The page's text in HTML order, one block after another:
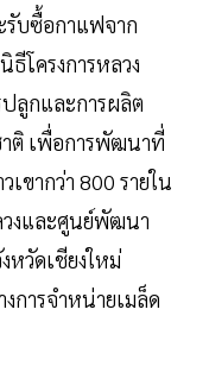
รับซื้อกาแฟจาก
ธีโครงการหลวง
ลูกและการผลิต
ติ เพื่อการพัฒนาที่
ขากว่า 800 รายใน
งและศูนย์พัฒนา
หวัดเชียงใหม่
การจำหน่ายเมล็ด